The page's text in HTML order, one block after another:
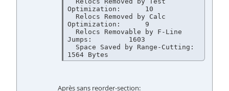
Optimization:      10
Optimization:      9
Jumps:         1603
Après sans reorder-section: